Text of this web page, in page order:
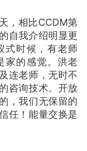
相比CCDM第
自我介绍明显更
式时候，有老师
家的感觉。洪老
连老师，无时不
咨询技术。开放
，我们无保留的
任！能量交换是